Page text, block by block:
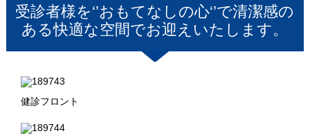
受診者様を‘’おもてなしの心‘’で清潔感の
ある快適な空間でお迎えいたします。
健診フロント